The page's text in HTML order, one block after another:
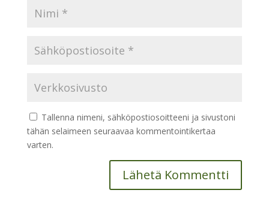
Tallenna nimeni, sähköpostiosoitteeni ja sivustoni
tähän selaimeen seuraavaa kommentointikertaa
varten.